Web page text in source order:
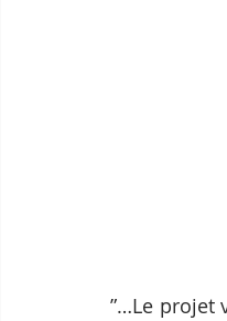
”…Le projet